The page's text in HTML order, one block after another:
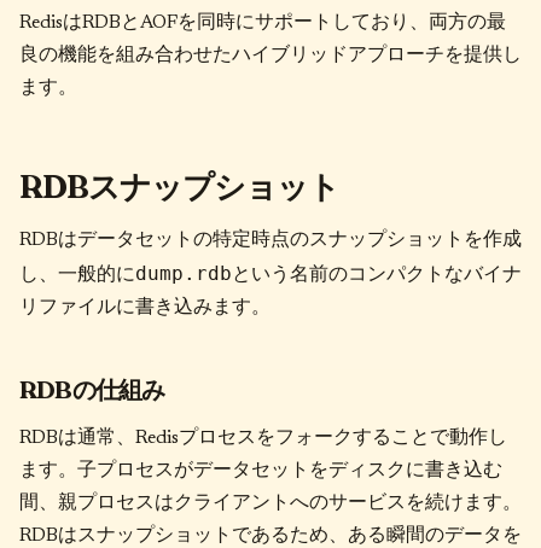
RedisはRDBとAOFを同時にサポートしており、両方の最
良の機能を組み合わせたハイブリッドアプローチを提供し
ます。
RDBスナップショット
RDBはデータセットの特定時点のスナップショットを作成
し、一般的にdump.rdbという名前のコンパクトなバイナ
リファイルに書き込みます。
RDBの仕組み
RDBは通常、Redisプロセスをフォークすることで動作し
ます。子プロセスがデータセットをディスクに書き込む
間、親プロセスはクライアントへのサービスを続けます。
RDBはスナップショットであるため、ある瞬間のデータを